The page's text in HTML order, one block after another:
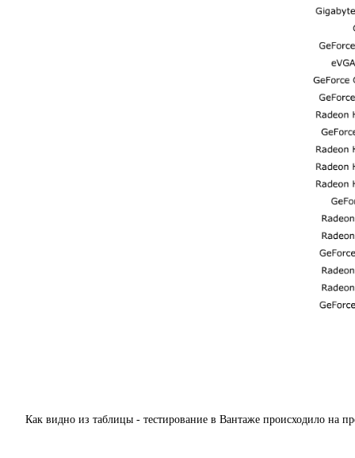
Как видно из таблицы - тестирование в Вантаже происходило на